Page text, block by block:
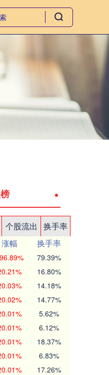
个股流出
换手率
涨幅
换手率
79.39%
16.80%
14.18%
14.77%
5.62%
6.12%
18.37%
6.83%
17.26%